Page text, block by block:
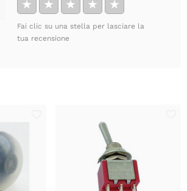
★ ★ ★ ★ ★
Fai clic su una stella per lasciare la
tua recensione